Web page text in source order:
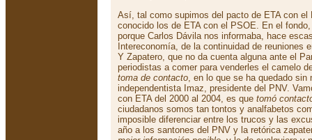
Así, tal como supimos del pacto de ETA con el
conocido los de ETA con el PSOE. En el
porque Carlos Dávila nos informaba, hace
Intereconomía, de la continuidad de reuniones
Y Zapatero, que no da cuenta alguna ante el
periodistas a comer para venderles el camelo
toma de contacto, en lo que se ha quedado sin
independentista Imaz, presidente del PNV.
con ETA del 2000 al 2004, es que tomó
ciudadanos somos tan tontos y analfabetos
imposible diferenciar entre los trucos y las
año a los santones del PNV y la retórica